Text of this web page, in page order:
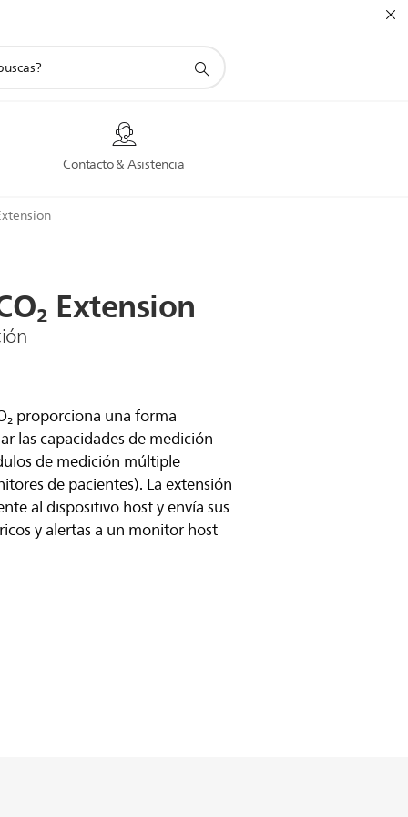
Contacto & Asistencia
Extension
proporciona una forma
las capacidades de medición
de medición múltiple
de pacientes). La extensión
al dispositivo host y envía sus
y alertas a un monitor host